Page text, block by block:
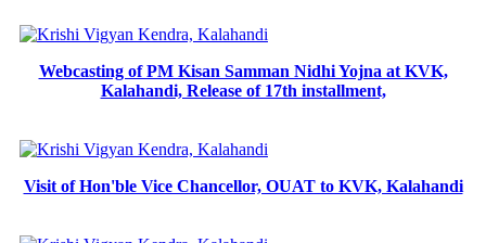
Webcasting of PM Kisan Samman Nidhi Yojna at KVK,
Kalahandi, Release of 17th installment,
Visit of Hon'ble Vice Chancellor, OUAT to KVK, Kalahandi